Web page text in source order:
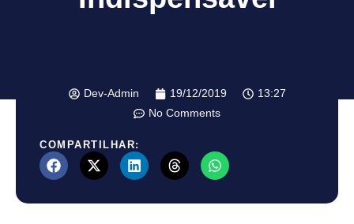
Dev-Admin 19/12/2019
13:27
No Comments
COMPARTILHAR: